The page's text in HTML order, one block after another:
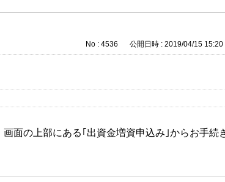
No : 4536 公開日時 : 2019/04/15 15:20
面の上部にある｢出資金増資申込み｣からお手続